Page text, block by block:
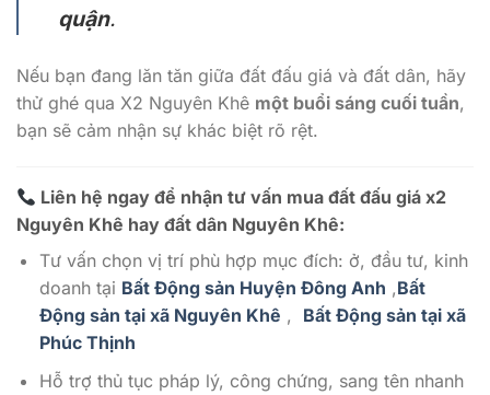
quận.
Nếu bạn đang lăn tăn giữa đất đấu giá và đất dân, hãy
thử ghé qua X2 Nguyên Khê một buổi sáng cuối tuần,
bạn sẽ cảm nhận sự khác biệt rõ rệt.
Liên hệ ngay để nhận tư vấn mua đất đấu giá x2
Nguyên Khê hay đất dân Nguyên Khê:
Tư vấn chọn vị trí phù hợp mục đích: ở, đầu tư, kinh
doanh tại Bất Động sản Huyện Đông Anh ,Bất
Động sản tại xã Nguyên Khê , Bất Động sản tại xã
Phúc Thịnh
Hỗ trợ thủ tục pháp lý, công chứng, sang tên nhanh